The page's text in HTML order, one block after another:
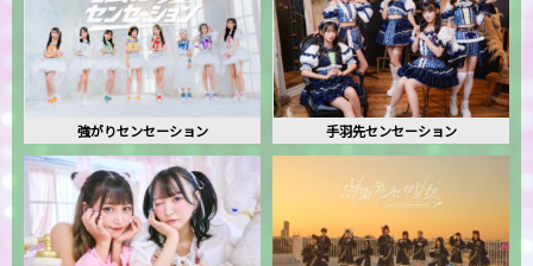
強がりセンセーション 手羽先センセーション